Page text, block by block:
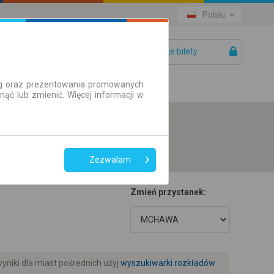
Polski
Twoje bilety
Zmień przystanek:
dla miast pośrednich użyj wyszukiwarki rozkładów
oraz prezentowania promowanych
lub zmienić. Więcej informacji w
Zezwalam